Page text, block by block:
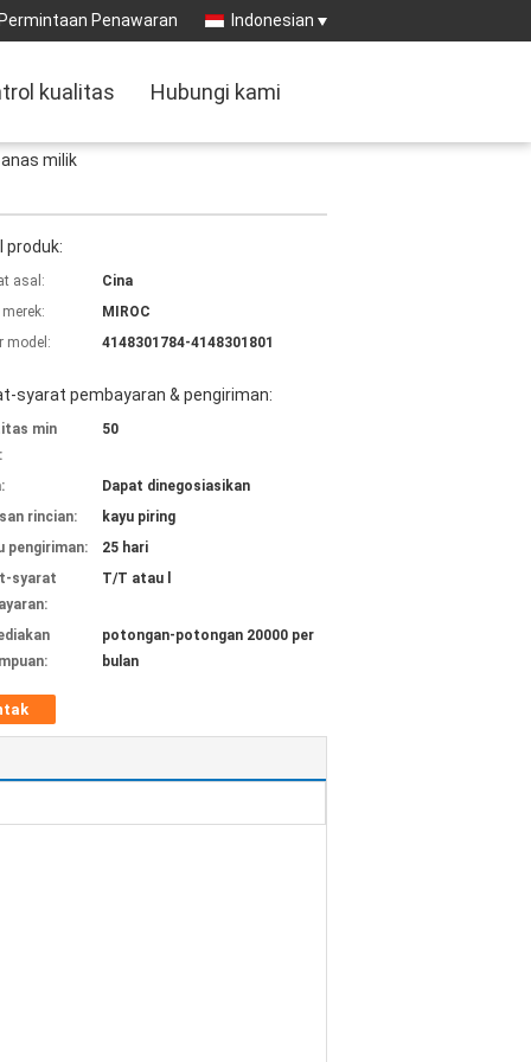
Penawaran Indonesian
kualitas Hubungi kami
milik
produk:
asal:
Cina
MIROC
model:
4148301784-4148301801
syarat pembayaran & pengiriman:
min
50
Dapat dinegosiasikan
rincian:
kayu piring
pengiriman:
25 hari
syarat
T/T atau l
potongan-potongan 20000 per
bulan